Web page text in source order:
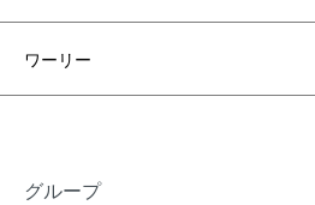
ワーリー
グループ